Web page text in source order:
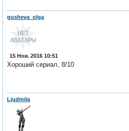
gusheva_olga
15 Ноя. 2016 10:51
Хороший сериал, 8/10
Ljudmila